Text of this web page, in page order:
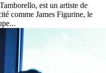
est un artiste de
comme James Figurine, le